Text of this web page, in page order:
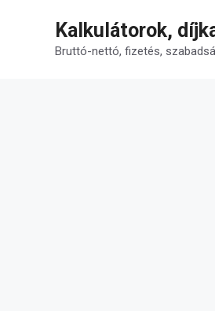
tartalomba
Kalkulátorok,
Bruttó-nettó, fizetés,